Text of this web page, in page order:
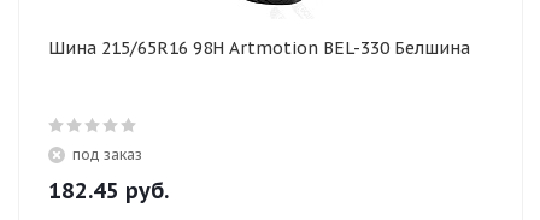
Шина 215/65R16 98H Artmotion BEL-330 Белшина
под заказ
182.45 руб.